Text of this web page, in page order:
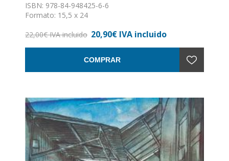
ISBN: 978-84-948425-6-6
Formato: 15,5 x 24
Encuadernación: Rústica
22,00€ IVA incluido 20,90€ IVA incluido
COMPRAR